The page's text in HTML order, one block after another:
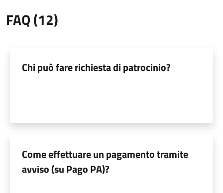
FAQ (12)
Chi può fare richiesta di patrocinio?
Come effettuare un pagamento tramite
avviso (su Pago PA)?